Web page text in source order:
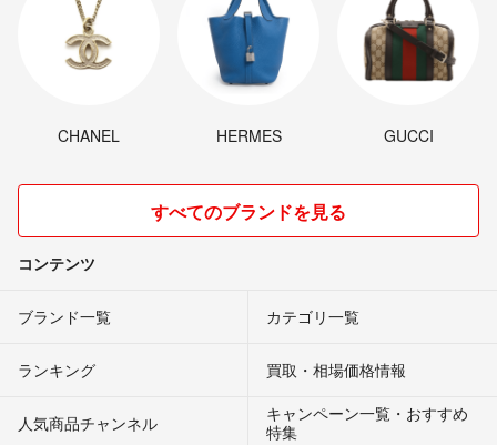
CHANEL HERMES GUCCI
すべてのブランドを見る
コンテンツ
ブランド一覧 カテゴリ一覧
ランキング 買取・相場価格情報
人気商品チャンネル
キャンペーン一覧・おすすめ
特集